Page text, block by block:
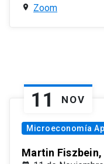
Zoom
11 NOV
Microeconomía
Martin